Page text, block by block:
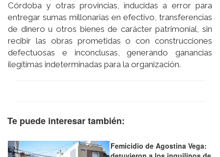
Córdoba y otras provincias, inducidas a error para
entregar sumas millonarias en efectivo, transferencias
de dinero u otros bienes de carácter patrimonial, sin
recibir las obras prometidas o con construcciones
defectuosas e inconclusas, generando ganancias
ilegítimas indeterminadas para la organización.
Te puede interesar también:
Femicidio de Agostina Vega: